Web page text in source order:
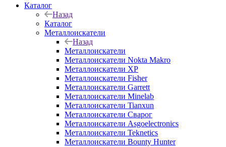
Каталог
Назад
Каталог
Металлоискатели
Назад
Металлоискатели
Металлоискатели Nokta Makro
Металлоискатели XP
Металлоискатели Fisher
Металлоискатели Garrett
Металлоискатели Minelab
Металлоискатели Tianxun
Металлоискатели Сварог
Металлоискатели Asgoelectronics
Металлоискатели Teknetics
Металлоискатели Bounty Hunter